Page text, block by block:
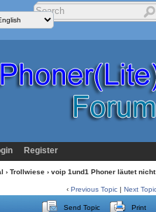
Register
› Trollwiese› voip 1und1 Phoner läutet nicht
‹ Previous Topic | Next
Send Topic Print